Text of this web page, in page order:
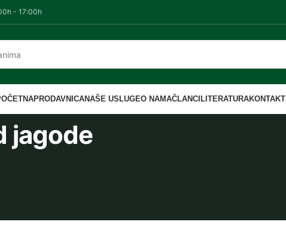
- 17:00h
PRODAVNICANAŠE USLUGEO NAMAČLANCI LITERATURAKONTAKT
jagode